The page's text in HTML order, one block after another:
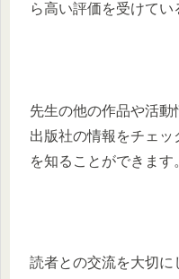
ら高い評価を受けて
先生の他の作品や活
出版社の情報をチェッ
を知ることができます
読者との交流を大切に